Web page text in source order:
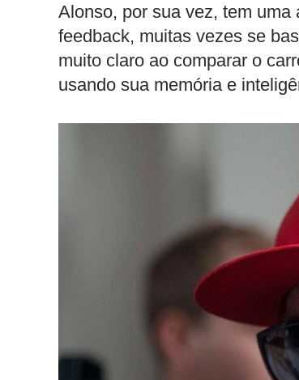
Alonso, por sua vez, tem
feedback, muitas vezes se
muito claro ao comparar o
usando sua memória e